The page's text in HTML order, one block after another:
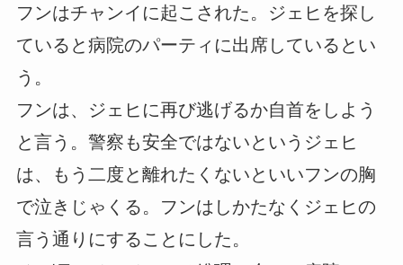
フンはチャンイに起こされた。ジェヒを探し
ていると病院のパーティに出席しているとい
う。
フンは、ジェヒに再び逃げるか自首をしよう
と言う。警察も安全ではないというジェヒ
は、もう二度と離れたくないといいフンの胸
で泣きじゃくる。フンはしかたなくジェヒの
言う通りにすることにした。